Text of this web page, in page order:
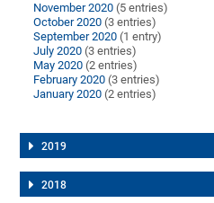
November 2020 (5 entries)
October 2020 (3 entries)
September 2020 (1 entry)
July 2020 (3 entries)
May 2020 (2 entries)
February 2020 (3 entries)
January 2020 (2 entries)
2019
2018